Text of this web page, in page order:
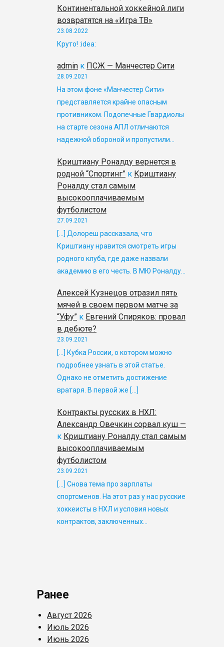
Континентальной хоккейной лиги
возвратятся на «Игра ТВ»
23.08.2022
Круто! :idea:
admin к ПСЖ — Манчестер Сити
28.09.2021
На этом фоне «Манчестер Сити»
представляется крайне опасным
противником. Подопечные Гвардиолы
на старте сезона АПЛ отличаются
надежной обороной и пропустили…
Криштиану Роналду вернется в
родной “Спортинг” к Криштиану
Роналду стал самым
высокооплачиваемым
футболистом
27.09.2021
[…] Долореш рассказала, что
Криштиану нравится смотреть игры
родного клуба, где даже назвали
академию в его честь. В МЮ Роналду…
Алексей Кузнецов отразил пять
мячей в своем первом матче за
“Уфу” к Евгений Спиряков: провал
в дебюте?
23.09.2021
[…] Кубка России, о котором можно
подробнее узнать в этой статье.
Однако не отметить достижение
вратаря. В первой же […]
Контракты русских в НХЛ:
Александр Овечкин сорвал куш —
к Криштиану Роналду стал самым
высокооплачиваемым
футболистом
23.09.2021
[…] Снова тема про зарплаты
спортсменов. На этот раз у нас русские
хоккеисты в НХЛ и условия новых
контрактов, заключенных…
Ранее
Август 2026
Июль 2026
Июнь 2026